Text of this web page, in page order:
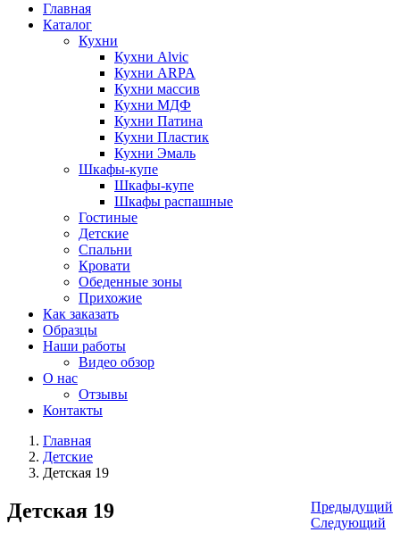
Главная
Каталог
Кухни
Кухни Alvic
Кухни ARPA
Кухни массив
Кухни МДФ
Кухни Патина
Кухни Пластик
Кухни Эмаль
Шкафы-купе
Шкафы-купе
Шкафы распашные
Гостиные
Детские
Спальни
Кровати
Обеденные зоны
Прихожие
Как заказать
Образцы
Наши работы
Видео обзор
О нас
Отзывы
Контакты
Главная
Детские
Детская 19
Предыдущий
Следующий
Детская 19